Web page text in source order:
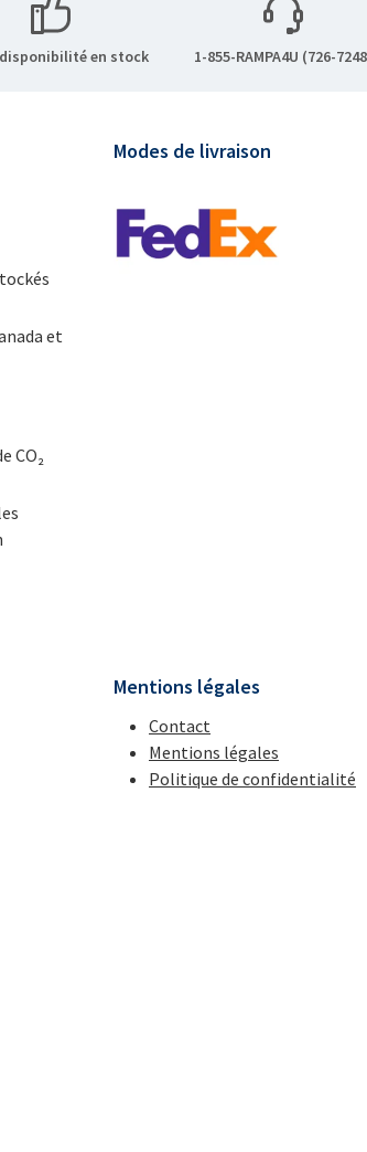
en stock 1-855-RAMPA4U (726-
et
CO₂
Modes de livraison
Mentions légales
Contact
Mentions légales
Politique de confidentialité